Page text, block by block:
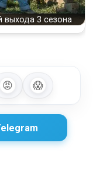
выхода 3 сезона
😡 😱